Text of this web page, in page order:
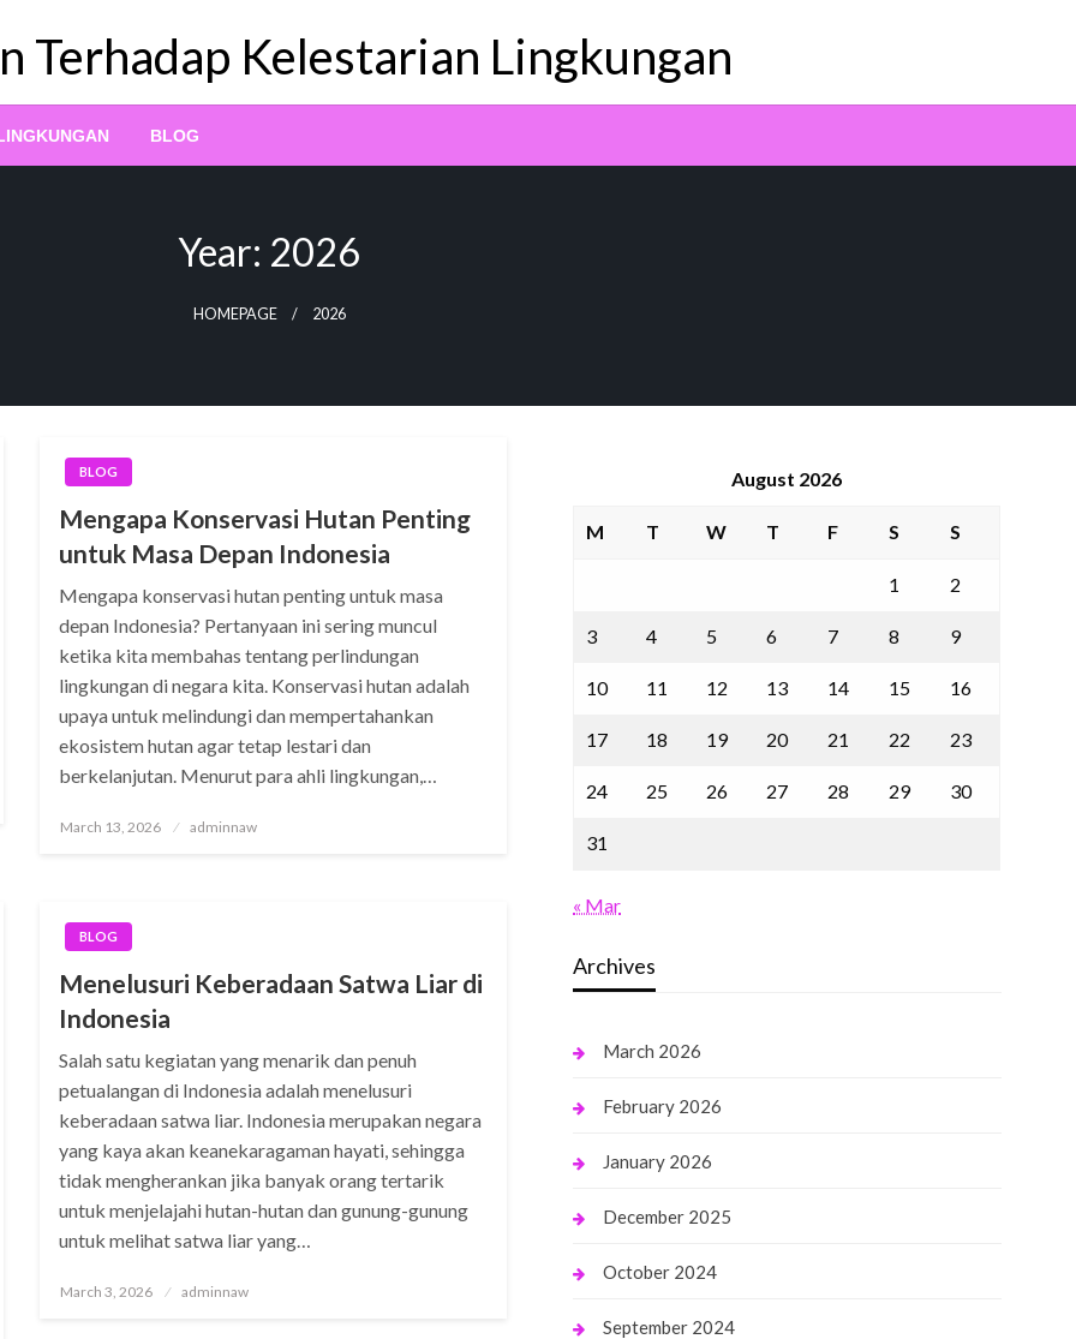
Terhadap Kelestarian Lingkungan
BLOG
Year: 2026
HOMEPAGE 2026
BLOG
Mengapa Konservasi Hutan Penting
untuk Masa Depan Indonesia
Mengapa konservasi hutan penting untuk masa
depan Indonesia? Pertanyaan ini sering muncul
ketika kita membahas tentang perlindungan
lingkungan di negara kita. Konservasi hutan adalah
upaya untuk melindungi dan mempertahankan
ekosistem hutan agar tetap lestari dan
berkelanjutan. Menurut para ahli lingkungan,…
Posted
March 13, 2026 adminnaw
BLOG
Menelusuri Keberadaan Satwa Liar di
Indonesia
Salah satu kegiatan yang menarik dan penuh
petualangan di Indonesia adalah menelusuri
keberadaan satwa liar. Indonesia merupakan negara
yang kaya akan keanekaragaman hayati, sehingga
tidak mengherankan jika banyak orang tertarik
untuk menjelajahi hutan-hutan dan gunung-gunung
untuk melihat satwa liar yang…
Posted
March 3, 2026 adminnaw
August 2026
M T W T F S S
1 2
3 4 5 6 7 8 9
10 11 12 13 14 15 16
17 18 19 20 21 22 23
24 25 26 27 28 29 30
31
« Mar
Archives
March 2026
February 2026
January 2026
December 2025
October 2024
September 2024